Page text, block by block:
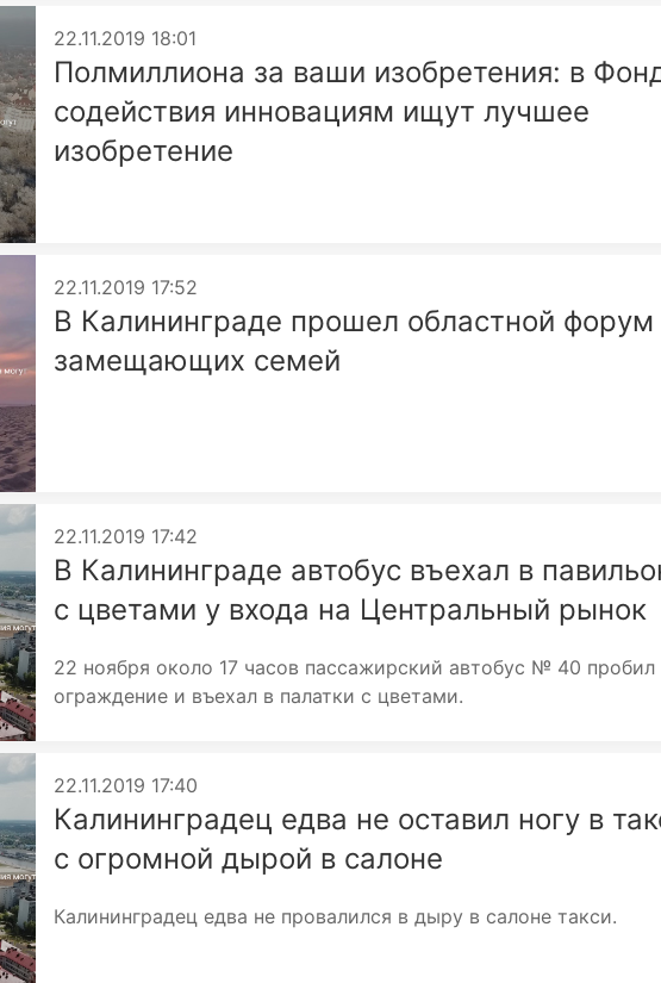
22.11.2019 18:01
Полмиллиона за ваши изобретения: в
содействия инновациям ищут лучшее
изобретение
22.11.2019 17:52
В Калининграде прошел областной форум
замещающих семей
22.11.2019 17:42
В Калининграде автобус въехал в
с цветами у входа на Центральный рынок
22 ноября около 17 часов пассажирский автобус № 40 пробил
ограждение и въехал в палатки с цветами.
22.11.2019 17:40
Калининградец едва не оставил ногу в
с огромной дырой в салоне
Калининградец едва не провалился в дыру в салоне такси.